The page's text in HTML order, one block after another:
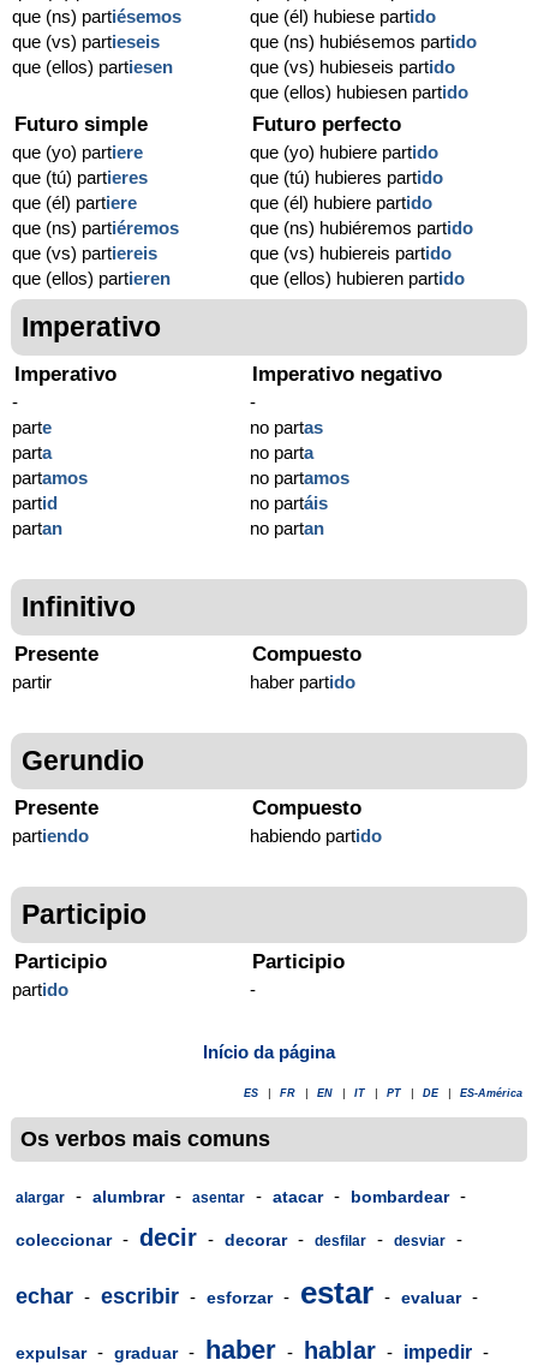
que (ns) partiésemos
que (vs) partieseis
que (ellos) partiesen
que (él) hubiese partido
que (ns) hubiésemos partido
que (vs) hubieseis partido
que (ellos) hubiesen partido
Futuro simple
que (yo) partiere
que (tú) partieres
que (él) partiere
que (ns) partiéremos
que (vs) partiereis
que (ellos) partieren
Futuro perfecto
que (yo) hubiere partido
que (tú) hubieres partido
que (él) hubiere partido
que (ns) hubiéremos partido
que (vs) hubiereis partido
que (ellos) hubieren partido
Imperativo
Imperativo
-
parte
parta
partamos
partid
partan
Imperativo negativo
-
no partas
no parta
no partamos
no partáis
no partan
Infinitivo
Presente
partir
Compuesto
haber partido
Gerundio
Presente
partiendo
Compuesto
habiendo partido
Participio
Participio
partido
Participio
-
Início da página
ES FR EN IT PT DE ES-América
Os verbos mais comuns
alargar - alumbrar - asentar - atacar - bombardear -
coleccionar - decir - decorar - desfilar - desviar -
echar - escribir - esforzar - estar - evaluar -
expulsar - graduar - haber - hablar - impedir -